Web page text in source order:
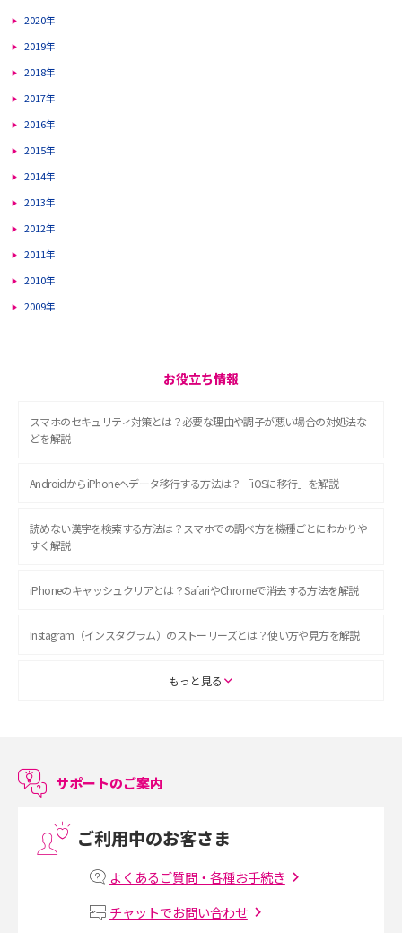
2020年
2019年
2018年
2017年
2016年
2015年
2014年
2013年
2012年
2011年
2010年
2009年
お役立ち情報
スマホのセキュリティ対策とは？必要な理由や調子が悪い場合の対処法な
どを解説
AndroidからiPhoneへデータ移行する方法は？「iOSに移行」を解説
読めない漢字を検索する方法は？スマホでの調べ方を機種ごとにわかりや
すく解説
iPhoneのキャッシュクリアとは？SafariやChromeで消去する方法を解説
Instagram（インスタグラム）のストーリーズとは？使い方や見方を解説
ASMRとは？初心者向けの代表ジャンルや楽しみ方を解説
LINEで友だちを削除する方法は？方法ごとの影響や復活・復元する方法も
プリペイドSIMとは？種類やメリット・デメリット、利用までの流れを解説
もっと見る
サポートのご案内
ご利用中のお客さま
よくあるご質問・各種お手続き
チャットでお問い合わせ